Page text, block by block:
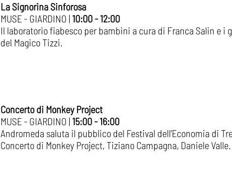
La Signorina Sinforosa
MUSE - GIARDINO | 10:00 - 12:00
Il laboratorio fiabesco per bambini a cura di Franca Salin e i
del Magico Tizzi. ​
Concerto di Monkey Project
MUSE - GIARDINO | 15:00 - 16:00
Andromeda saluta il pubblico del Festival dell’Economia di
Concerto di Monkey Project, Tiziano Campagna, Daniele Valle.​​